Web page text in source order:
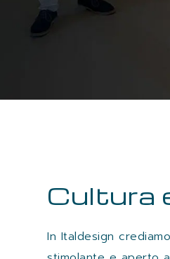
Cultura
In Italdesign